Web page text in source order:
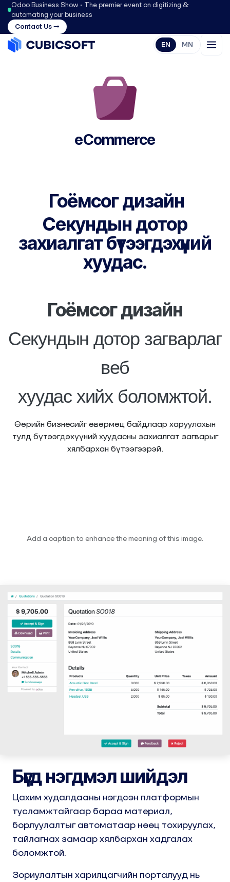
Odoo Business Show • The premier event on digitizing &
automating your business
Contact Us →
EN MN
eCommerce
Гоёмсог дизайн
Секундын дотор
захиалгат бүтээгдэхүүний
хуудас.
Гоёмсог дизайн
Секундын дотор загварлаг
веб
хуудас хийх боломжтой.
Өөрийн бизнесийг өвөрмөц байдлаар харуулахын
тулд бүтээгдэхүүний хуудасны захиалгат загварыг
хялбархан бүтээгээрэй.
Add a caption to enhance the meaning of this image.
Бүгд нэгдмэл шийдэл
Цахим худалдааны нэгдсэн платформын
тусламжтайгаар бараа материал,
борлуулалтыг автоматаар нөөц тохируулах,
тайлагнах замаар хялбархан хадгалах
боломжтой.
Зориулалтын харилцагчийн порталууд нь